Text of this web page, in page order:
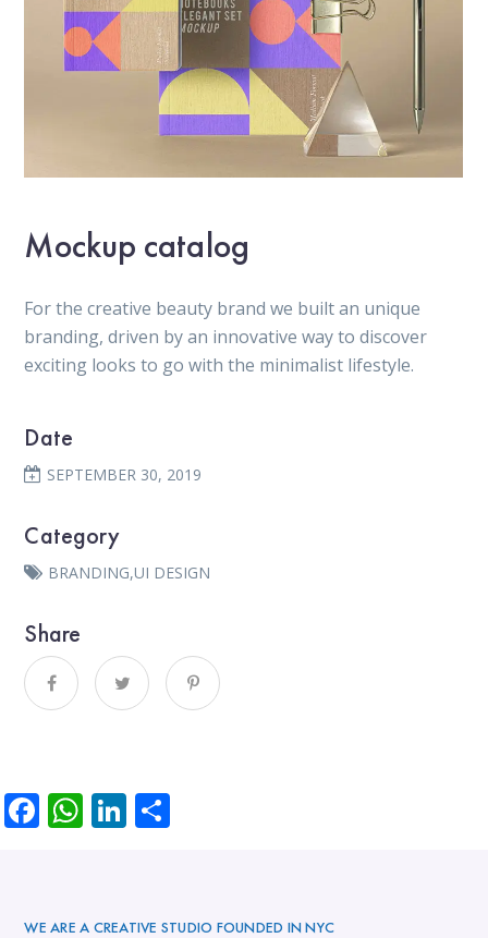
Mockup catalog
For the creative beauty brand we built an unique
branding, driven by an innovative way to discover
exciting looks to go with the minimalist lifestyle.
Date
SEPTEMBER 30, 2019
Category
BRANDING,UI DESIGN
Share
Facebook
WhatsApp
LinkedIn
WE ARE A CREATIVE STUDIO FOUNDED IN NYC